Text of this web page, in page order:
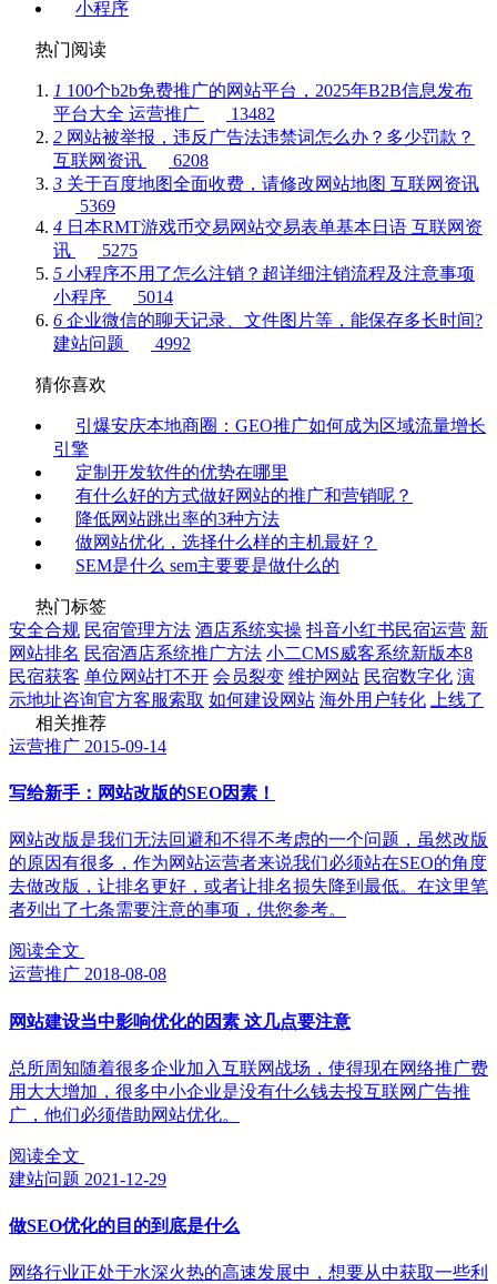
小程序
热门阅读
1 100个b2b免费推广的网站平台，2025年B2B信息发布
平台大全 运营推广
13482
2 网站被举报，违反广告法违禁词怎么办？多少罚款？
互联网资讯
6208
3 关于百度地图全面收费，请修改网站地图 互联网资讯
5369
4 日本RMT游戏币交易网站交易表单基本日语 互联网资
讯
5275
5 小程序不用了怎么注销？超详细注销流程及注意事项
小程序
5014
6 企业微信的聊天记录、文件图片等，能保存多长时间?
建站问题
4992
猜你喜欢
引爆安庆本地商圈：GEO推广如何成为区域流量增长
引擎
定制开发软件的优势在哪里
有什么好的方式做好网站的推广和营销呢？
降低网站跳出率的3种方法
做网站优化，选择什么样的主机最好？
SEM是什么 sem主要要是做什么的
热门标签
安全合规 民宿管理方法 酒店系统实操 抖音小红书民宿运营 新
网站排名 民宿酒店系统推广方法 小二CMS威客系统新版本8
民宿获客 单位网站打不开 会员裂变 维护网站 民宿数字化 演
示地址咨询官方客服索取 如何建设网站 海外用户转化
上线了
相关推荐
运营推广 2015-09-14
写给新手：网站改版的SEO因素！
网站改版是我们无法回避和不得不考虑的一个问题，虽然改版
的原因有很多，作为网站运营者来说我们必须站在SEO的角度
去做改版，让排名更好，或者让排名损失降到最低。在这里笔
者列出了七条需要注意的事项，供您参考。
阅读全文
运营推广 2018-08-08
网站建设当中影响优化的因素 这几点要注意
总所周知随着很多企业加入互联网战场，使得现在网络推广费
用大大增加，很多中小企业是没有什么钱去投互联网广告推
广，他们必须借助网站优化。
阅读全文
建站问题 2021-12-29
做SEO优化的目的到底是什么
网络行业正处于水深火热的高速发展中，想要从中获取一些利